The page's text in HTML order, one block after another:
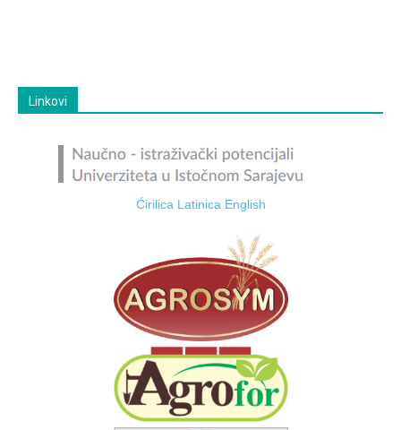
Linkovi
Ćirilica Latinica English